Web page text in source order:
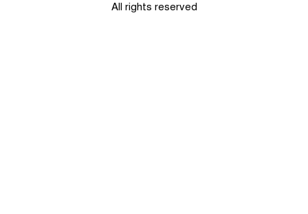
All rights reserved